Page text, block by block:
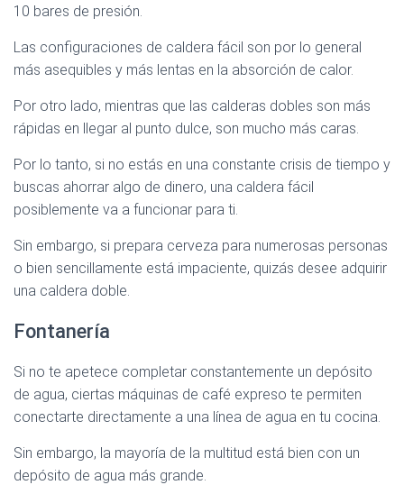
10 bares de presión.
Las configuraciones de caldera fácil son por lo general
más asequibles y más lentas en la absorción de calor.
Por otro lado, mientras que las calderas dobles son más
rápidas en llegar al punto dulce, son mucho más caras.
Por lo tanto, si no estás en una constante crisis de tiempo y
buscas ahorrar algo de dinero, una caldera fácil
posiblemente va a funcionar para ti.
Sin embargo, si prepara cerveza para numerosas personas
o bien sencillamente está impaciente, quizás desee adquirir
una caldera doble.
Fontanería
Si no te apetece completar constantemente un depósito
de agua, ciertas máquinas de café expreso te permiten
conectarte directamente a una línea de agua en tu cocina.
Sin embargo, la mayoría de la multitud está bien con un
depósito de agua más grande.